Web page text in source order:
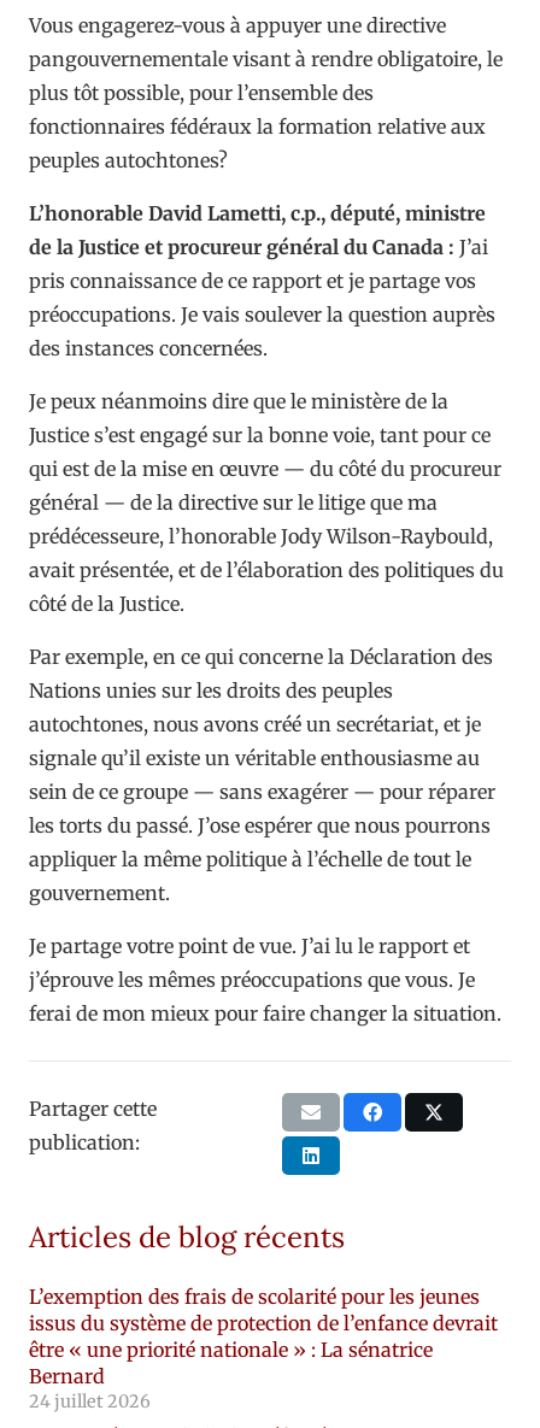
Vous engagerez-vous à appuyer une directive
pangouvernementale visant à rendre obligatoire, le
plus tôt possible, pour l’ensemble des
fonctionnaires fédéraux la formation relative aux
peuples autochtones?
L’honorable David Lametti, c.p., député, ministre
de la Justice et procureur général du Canada : J’ai
pris connaissance de ce rapport et je partage vos
préoccupations. Je vais soulever la question auprès
des instances concernées.
Je peux néanmoins dire que le ministère de la
Justice s’est engagé sur la bonne voie, tant pour ce
qui est de la mise en œuvre — du côté du procureur
général — de la directive sur le litige que ma
prédécesseure, l’honorable Jody Wilson-Raybould,
avait présentée, et de l’élaboration des politiques du
côté de la Justice.
Par exemple, en ce qui concerne la Déclaration des
Nations unies sur les droits des peuples
autochtones, nous avons créé un secrétariat, et je
signale qu’il existe un véritable enthousiasme au
sein de ce groupe — sans exagérer — pour réparer
les torts du passé. J’ose espérer que nous pourrons
appliquer la même politique à l’échelle de tout le
gouvernement.
Je partage votre point de vue. J’ai lu le rapport et
j’éprouve les mêmes préoccupations que vous. Je
ferai de mon mieux pour faire changer la situation.
Partager cette
publication:
Articles de blog récents
L’exemption des frais de scolarité pour les jeunes
issus du système de protection de l’enfance devrait
être « une priorité nationale » : La sénatrice
Bernard
24 juillet 2026